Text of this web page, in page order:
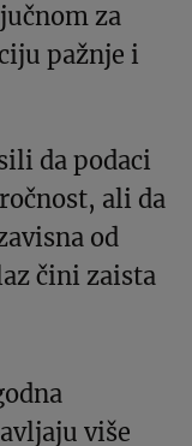
za
pažnje i
da podaci
ali da
od
čini zaista
više